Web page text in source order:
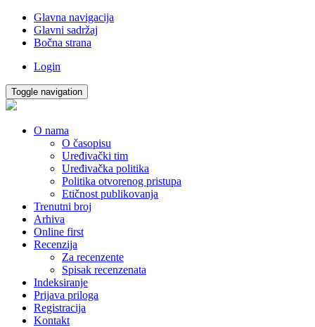
Glavna navigacija
Glavni sadržaj
Bočna strana
Login
Toggle navigation
O nama
O časopisu
Uređivački tim
Uređivačka politika
Politika otvorenog pristupa
Etičnost publikovanja
Trenutni broj
Arhiva
Online first
Recenzija
Za recenzente
Spisak recenzenata
Indeksiranje
Prijava priloga
Registracija
Kontakt